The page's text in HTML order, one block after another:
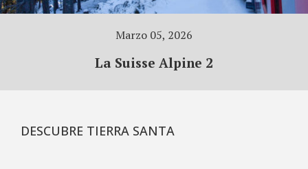
Marzo 05, 2026
La Suisse Alpine 2
DESCUBRE TIERRA SANTA